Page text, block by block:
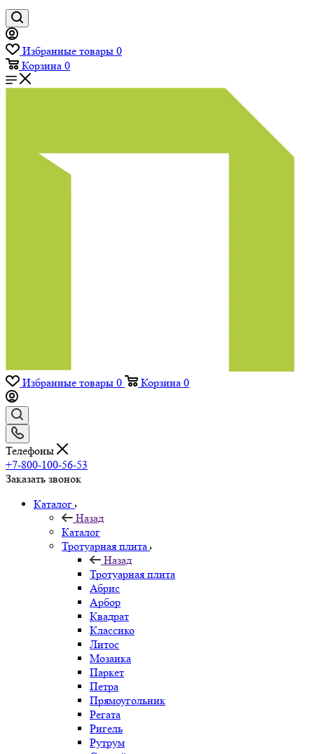
Избранные товары 0
Корзина 0
Избранные товары 0 Корзина 0
Телефоны
+7-800-100-56-53
Заказать звонок
Каталог
Назад
Каталог
Тротуарная плита
Назад
Тротуарная плита
Абрис
Арбор
Квадрат
Классико
Литос
Мозаика
Паркет
Петра
Прямоугольник
Регата
Ригель
Рутрум